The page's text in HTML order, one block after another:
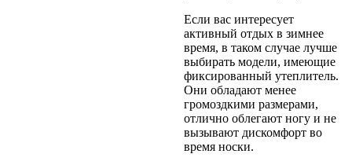
Если вас интересует
активный отдых в зимнее
время, в таком случае лучше
выбирать модели, имеющие
фиксированный утеплитель.
Они обладают менее
громоздкими размерами,
отлично облегают ногу и не
вызывают дискомфорт во
время носки.